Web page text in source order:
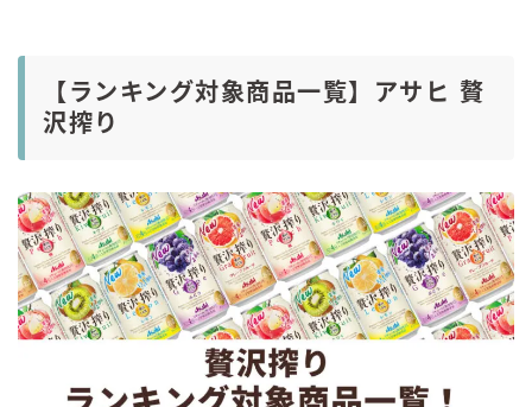
【ランキング対象商品一覧】アサヒ 贅
沢搾り